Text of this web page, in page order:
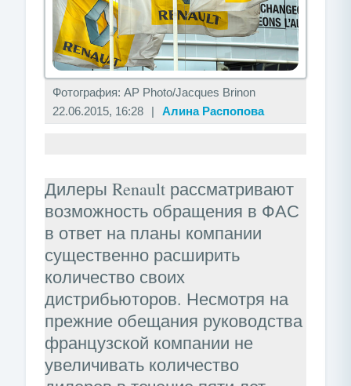
Фотография: AP Photo/Jacques Brinon
22.06.2015, 16:28
| Алина Распопова
Дилеры Renault рассматривают
возможность обращения в ФАС
в ответ на планы компании
существенно расширить
количество своих
дистрибьюторов. Несмотря на
прежние обещания руководства
французской компании не
увеличивать количество